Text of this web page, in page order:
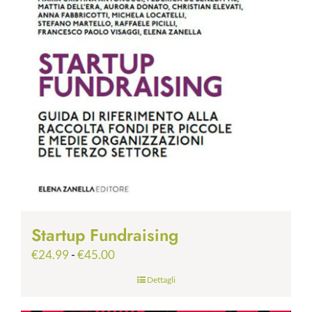
Startup Fundraising
€24.99-€45.00Fascia
Dettagli